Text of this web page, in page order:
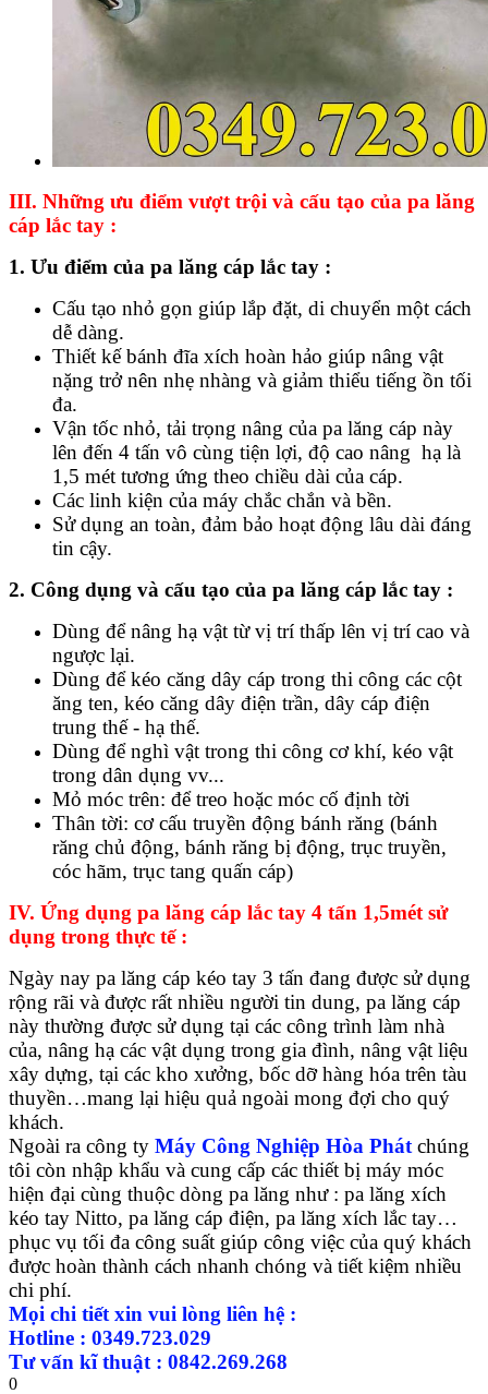
III. Những ưu điểm vượt trội và cấu tạo của pa lăng
cáp lắc tay :
1. Ưu điểm của pa lăng cáp lắc tay :
Cấu tạo nhỏ gọn giúp lắp đặt, di chuyển một cách
dễ dàng.
Thiết kế bánh đĩa xích hoàn hảo giúp nâng vật
nặng trở nên nhẹ nhàng và giảm thiểu tiếng ồn tối
đa.
Vận tốc nhỏ, tải trọng nâng của pa lăng cáp này
lên đến 4 tấn vô cùng tiện lợi, độ cao nâng hạ là
1,5 mét tương ứng theo chiều dài của cáp.
Các linh kiện của máy chắc chắn và bền.
Sử dụng an toàn, đảm bảo hoạt động lâu dài đáng
tin cậy.
2. Công dụng và cấu tạo của pa lăng cáp lắc tay :
Dùng để nâng hạ vật từ vị trí thấp lên vị trí cao và
ngược lại.
Dùng để kéo căng dây cáp trong thi công các cột
ăng ten, kéo căng dây điện trần, dây cáp điện
trung thế - hạ thế.
Dùng để nghì vật trong thi công cơ khí, kéo vật
trong dân dụng vv...
Mỏ móc trên: để treo hoặc móc cố định tời
Thân tời: cơ cấu truyền động bánh răng (bánh
răng chủ động, bánh răng bị động, trục truyền,
cóc hãm, trục tang quấn cáp)
IV. Ứng dụng pa lăng cáp lắc tay 4 tấn 1,5mét sử
dụng trong thực tế :
Ngày nay pa lăng cáp kéo tay 3 tấn đang được sử dụng
rộng rãi và được rất nhiều người tin dung, pa lăng cáp
này thường được sử dụng tại các công trình làm nhà
của, nâng hạ các vật dụng trong gia đình, nâng vật liệu
xây dựng, tại các kho xưởng, bốc dỡ hàng hóa trên tàu
thuyền…mang lại hiệu quả ngoài mong đợi cho quý
khách.
Ngoài ra công ty Máy Công Nghiệp Hòa Phát chúng
tôi còn nhập khẩu và cung cấp các thiết bị máy móc
hiện đại cùng thuộc dòng pa lăng như : pa lăng xích
kéo tay Nitto, pa lăng cáp điện, pa lăng xích lắc tay…
phục vụ tối đa công suất giúp công việc của quý khách
được hoàn thành cách nhanh chóng và tiết kiệm nhiều
chi phí.
Mọi chi tiết xin vui lòng liên hệ :
Hotline : 0349.723.029
Tư vấn kĩ thuật : 0842.269.268
0